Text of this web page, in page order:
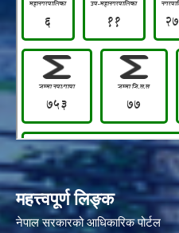
महत्त्वपूर्ण लिङ्क
नेपाल सरकारको आधिकारिक पोर्टल